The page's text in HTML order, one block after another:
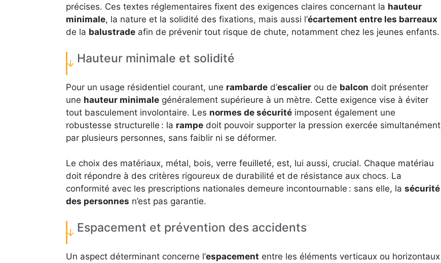
précises. Ces textes réglementaires fixent des exigences claires concernant la hauteur
minimale, la nature et la solidité des fixations, mais aussi l’écartement entre les barreaux
de la balustradeafin de prévenir tout risque de chute, notamment chez les jeunes enfants.
Hauteur minimale et solidité
Pour un usage résidentiel courant, une rambarded’escalierou de balcon doit présenter
une hauteur minimalegénéralement supérieure à un mètre. Cette exigence vise à éviter
tout basculement involontaire. Les normes de sécuritéimposent également une
robustesse structurelle : la rampedoit pouvoir supporter la pression exercée simultanément
par plusieurs personnes, sans faiblir ni se déformer.
Le choix des matériaux, métal, bois, verre feuilleté, est, lui aussi, crucial. Chaque matériau
doit répondre à des critères rigoureux de durabilité et de résistance aux chocs. La
conformité avec les prescriptions nationales demeure incontournable : sans elle, la sécurité
des personnes n’est pas garantie.
Espacement et prévention des accidents
Un aspect déterminant concerne l’espacement entre les éléments verticaux ou horizontaux